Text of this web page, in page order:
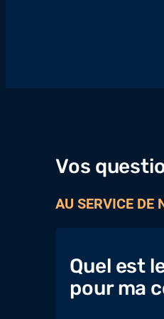
Vos
AU SERVICE DE
Quel est
pour ma